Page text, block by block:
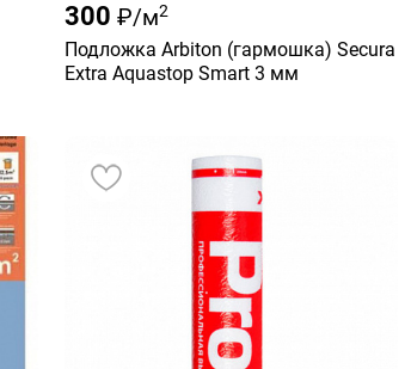
300₽/м2
Подложка Arbiton (гармошка) Secura
Extra Aquastop Smart 3 мм